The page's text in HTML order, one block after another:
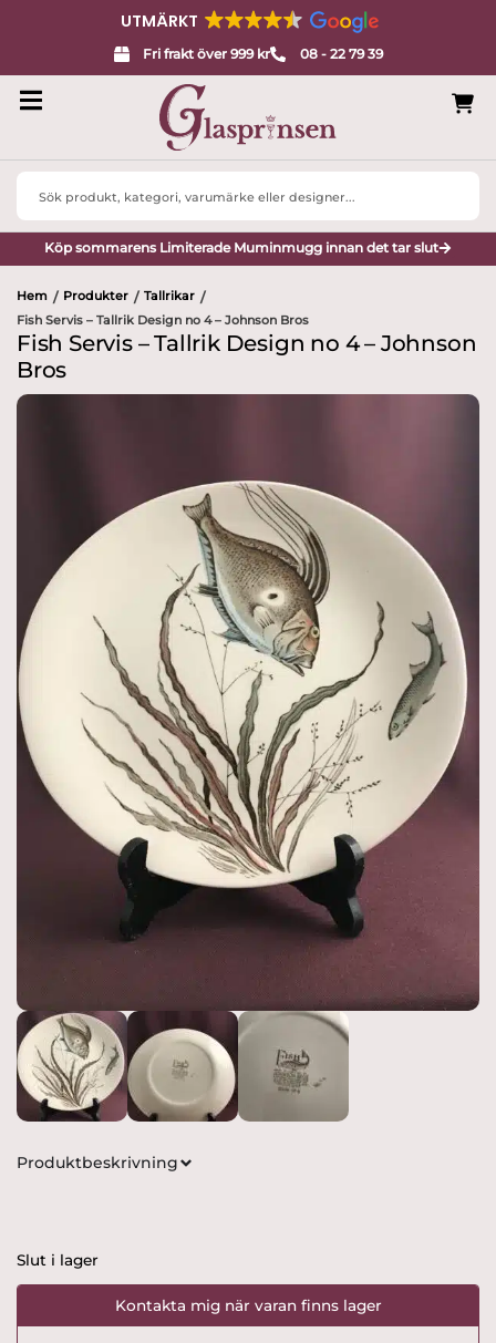
UTMÄRKT
Fri frakt över 999 kr 08 - 22 79 39
Search
Köp sommarens Limiterade Muminmugg innan det tar slut
Hem / Produkter / Tallrikar /
Fish Servis – Tallrik Design no 4 – Johnson Bros
Fish Servis – Tallrik Design no 4 – Johnson
Bros
Produktbeskrivning
Slut i lager
Kontakta mig när varan finns lager